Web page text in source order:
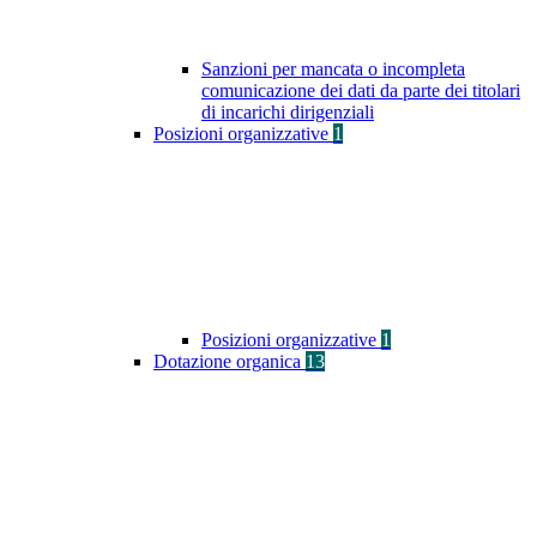
Sanzioni per mancata o incompleta
comunicazione dei dati da parte dei titolari
di incarichi dirigenziali
Posizioni organizzative 1
Posizioni organizzative 1
Dotazione organica 13